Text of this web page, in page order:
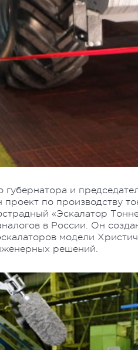
и
по производству
«Эскалатор
в России. Он
модели
решений.